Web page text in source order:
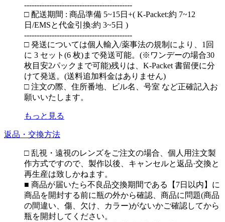
-------------------------------------------
□ 配送期間 : 商品準備 5~15日+( K-Packet:約 7~12
日/EMSと代金引換:約 3~5日 )
-------------------------------------------
□ 発送については個人輸入/薬事法の規制により、1回
に 3 セット(6 枚)まで発送可能。(※ワンデーの場合30
枚目安2パックまで可能)残りは、K-Packet 書留便に分
けて発送。(送料追加料金はありません)
□ 注文の際、住所番地、ビル名、号室 など正確記入お
願いいたします。
もっと見る
返品・交換方法
□ 乱視・遠視のレンズをご注文の場合、個人用注文製
作方式ですので、製作以後、キャンセルと返品·交換と
再生産は致しかねます。
■ 商品が届いたら不良品交換期間である【7日以内】に
商品を開封する前に瓶の外から確認、商品に問題(商品
の間違い、傷、欠け、カラー)がないかご確認してから
瓶を開封してください。